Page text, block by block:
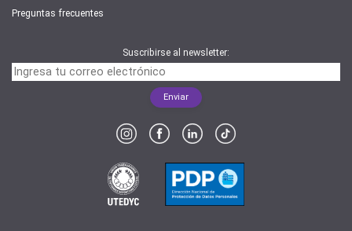
Preguntas frecuentes
Suscribirse al newsletter: